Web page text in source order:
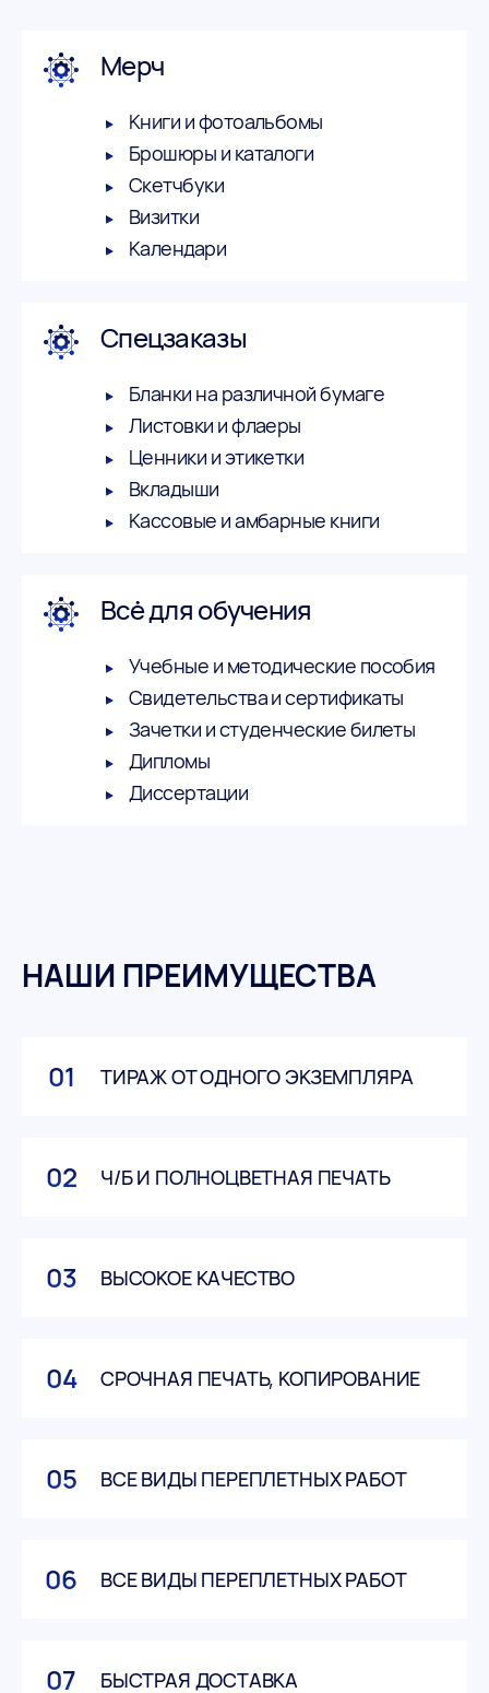
Мерч
Книги и фотоальбомы
Брошюры и каталоги
Скетчбуки
Визитки
Календари
Спецзаказы
Бланки на различной бумаге
Листовки и флаеры
Ценники и этикетки
Вкладыши
Кассовые и амбарные книги
Всё для обучения
Учебные и методические пособия
Свидетельства и сертификаты
Зачетки и студенческие билеты
Дипломы
Диссертации
НАШИ ПРЕИМУЩЕСТВА
01 ТИРАЖ ОТ ОДНОГО ЭКЗЕМПЛЯРА
02 Ч/Б И ПОЛНОЦВЕТНАЯ ПЕЧАТЬ
03 ВЫСОКОЕ КАЧЕСТВО
04 СРОЧНАЯ ПЕЧАТЬ, КОПИРОВАНИЕ
05 ВСЕ ВИДЫ ПЕРЕПЛЕТНЫХ РАБОТ
06 ВСЕ ВИДЫ ПЕРЕПЛЕТНЫХ РАБОТ
07 БЫСТРАЯ ДОСТАВКА